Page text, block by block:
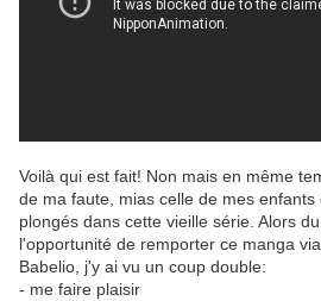
Voilà qui est fait! Non mais en même
de ma faute, mias celle de mes
plongés dans cette vieille série. Alors
l'opportunité de remporter ce manga
Babelio, j'y ai vu un coup double:
- me faire plaisir